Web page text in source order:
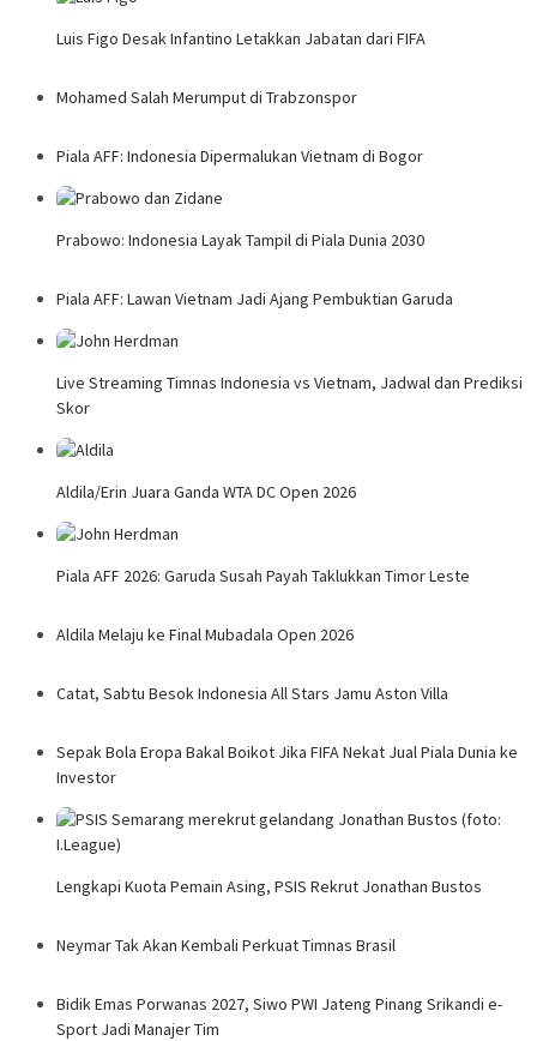
Luis Figo Desak Infantino Letakkan Jabatan dari FIFA
Mohamed Salah Merumput di Trabzonspor
Piala AFF: Indonesia Dipermalukan Vietnam di Bogor
Prabowo: Indonesia Layak Tampil di Piala Dunia 2030
Piala AFF: Lawan Vietnam Jadi Ajang Pembuktian Garuda
Live Streaming Timnas Indonesia vs Vietnam, Jadwal dan Prediksi
Skor
Aldila/Erin Juara Ganda WTA DC Open 2026
Piala AFF 2026: Garuda Susah Payah Taklukkan Timor Leste
Aldila Melaju ke Final Mubadala Open 2026
Catat, Sabtu Besok Indonesia All Stars Jamu Aston Villa
Sepak Bola Eropa Bakal Boikot Jika FIFA Nekat Jual Piala Dunia ke
Investor
Lengkapi Kuota Pemain Asing, PSIS Rekrut Jonathan Bustos
Neymar Tak Akan Kembali Perkuat Timnas Brasil
Bidik Emas Porwanas 2027, Siwo PWI Jateng Pinang Srikandi e-
Sport Jadi Manajer Tim